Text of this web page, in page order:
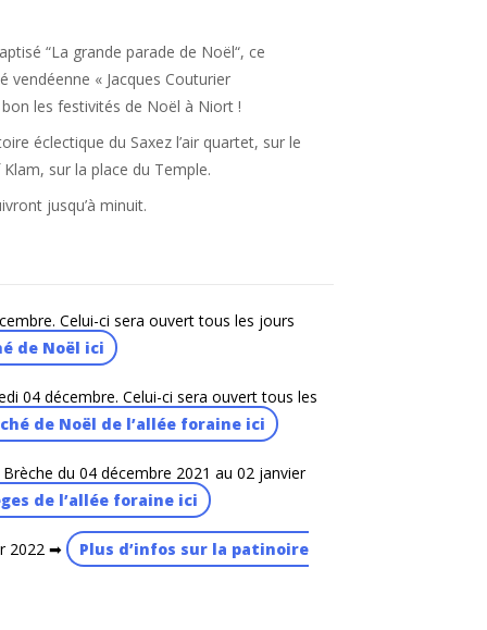
“La grande parade de Noël“, ce
vendéenne « Jacques Couturier
les festivités de Noël à Niort !
éclectique du Saxez l’air quartet, sur le
sur la place du Temple.
jusqu’à minuit.
Celui-ci sera ouvert tous les jours
de Noël ici
04 décembre. Celui-ci sera ouvert tous les
de Noël de l’allée foraine ici
du 04 décembre 2021 au 02 janvier
de l’allée foraine ici
2022 ➡
Plus d’infos sur la patinoire